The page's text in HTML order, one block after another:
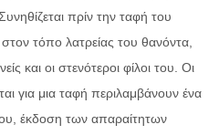
πρίν την ταφή του
τόπο λατρείας του θανόντα,
και οι στενότεροι φίλοι του. Οι
για μια ταφή περιλαμβάνουν ένα
έκδοση των απαραίτητων